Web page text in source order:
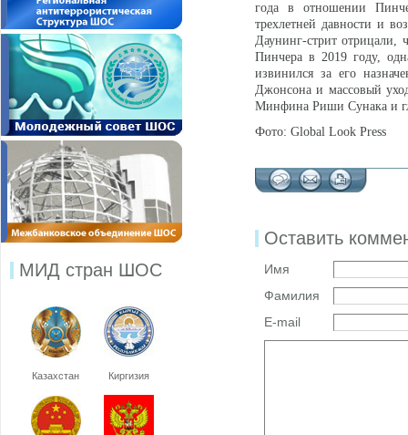
МИД стран ШОС
Казахстан Киргизия
года в отношении
трехлетней давности и
Даунинг-стрит отрицали,
Пинчера в 2019 году,
извинился за его
Джонсона и массовый
Минфина Риши Сунака и
Фото: Global Look Press
Оставить
Имя
Фамилия
E-mail